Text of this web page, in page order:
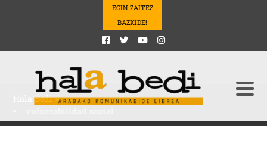
EGIN ZAITEZ
BAZKIDE!
Hala Bedi>